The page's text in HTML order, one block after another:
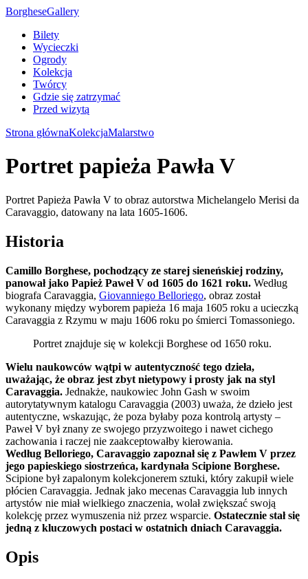
BorgheseGallery
Bilety
Wycieczki
Ogrody
Kolekcja
Twórcy
Gdzie się zatrzymać
Przed wizytą
Strona głównaKolekcjaMalarstwo
Portret papieża Pawła V
Portret Papieża Pawła V to obraz autorstwa Michelangelo Merisi da
Caravaggio, datowany na lata 1605-1606.
Historia
Camillo Borghese, pochodzący ze starej sieneńskiej rodziny,
panował jako Papież Paweł V od 1605 do 1621 roku. Według
biografa Caravaggia, Giovanniego Belloriego, obraz został
wykonany między wyborem papieża 16 maja 1605 roku a ucieczką
Caravaggia z Rzymu w maju 1606 roku po śmierci Tomassoniego.
Portret znajduje się w kolekcji Borghese od 1650 roku.
Wielu naukowców wątpi w autentyczność tego dzieła,
uważając, że obraz jest zbyt nietypowy i prosty jak na styl
Caravaggia. Jednakże, naukowiec John Gash w swoim
autorytatywnym katalogu Caravaggia (2003) uważa, że dzieło jest
autentyczne, wskazując, że poza byłaby poza kontrolą artysty –
Paweł V był znany ze swojego przyzwoitego i nawet cichego
zachowania i raczej nie zaakceptowałby kierowania.
Według Belloriego, Caravaggio zapoznał się z Pawłem V przez
jego papieskiego siostrzeńca, kardynała Scipione Borghese.
Scipione był zapalonym kolekcjonerem sztuki, który zakupił wiele
płócien Caravaggia. Jednak jako mecenas Caravaggia lub innych
artystów nie miał wielkiego znaczenia, wolał zwiększać swoją
kolekcję przez wymuszenia niż przez wsparcie. Ostatecznie stał się
jedną z kluczowych postaci w ostatnich dniach Caravaggia.
Opis